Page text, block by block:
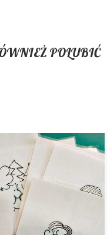
POLUBIĆ